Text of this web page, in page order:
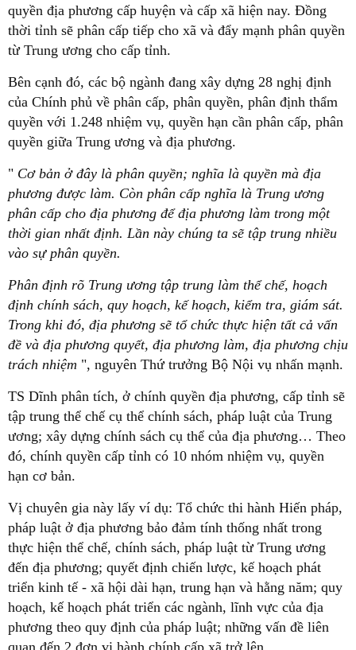
quyền địa phương cấp huyện và cấp xã hiện nay. Đồng
thời tỉnh sẽ phân cấp tiếp cho xã và đẩy mạnh phân quyền
từ Trung ương cho cấp tỉnh.
Bên cạnh đó, các bộ ngành đang xây dựng 28 nghị định
của Chính phủ về phân cấp, phân quyền, phân định thẩm
quyền với 1.248 nhiệm vụ, quyền hạn cần phân cấp, phân
quyền giữa Trung ương và địa phương.
" Cơ bản ở đây là phân quyền; nghĩa là quyền mà địa
phương được làm. Còn phân cấp nghĩa là Trung ương
phân cấp cho địa phương để địa phương làm trong một
thời gian nhất định. Lần này chúng ta sẽ tập trung nhiều
vào sự phân quyền.
Phân định rõ Trung ương tập trung làm thể chế, hoạch
định chính sách, quy hoạch, kế hoạch, kiểm tra, giám sát.
Trong khi đó, địa phương sẽ tổ chức thực hiện tất cả vấn
đề và địa phương quyết, địa phương làm, địa phương chịu
trách nhiệm ", nguyên Thứ trưởng Bộ Nội vụ nhấn mạnh.
TS Dĩnh phân tích, ở chính quyền địa phương, cấp tỉnh sẽ
tập trung thể chế cụ thể chính sách, pháp luật của Trung
ương; xây dựng chính sách cụ thể của địa phương… Theo
đó, chính quyền cấp tỉnh có 10 nhóm nhiệm vụ, quyền
hạn cơ bản.
Vị chuyên gia này lấy ví dụ: Tổ chức thi hành Hiến pháp,
pháp luật ở địa phương bảo đảm tính thống nhất trong
thực hiện thể chế, chính sách, pháp luật từ Trung ương
đến địa phương; quyết định chiến lược, kế hoạch phát
triển kinh tế - xã hội dài hạn, trung hạn và hằng năm; quy
hoạch, kế hoạch phát triển các ngành, lĩnh vực của địa
phương theo quy định của pháp luật; những vấn đề liên